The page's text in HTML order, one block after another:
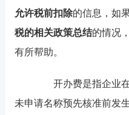
允许税前扣除的信息，如
税的相关政策总结的情况
有所帮助。
开办费是指企业在
未申请名称预先核准前发